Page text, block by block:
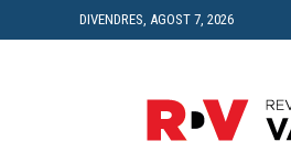
DIVENDRES, AGOST 7, 2026
del